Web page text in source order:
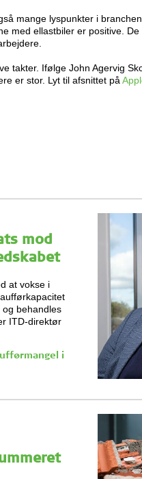
mange lyspunkter i
med ellastbiler er positive.
takter. Ifølge John Agervig
er stor. Lyt til afsnittet på
mod
at vokse i
behandles
ITD-direktør
i